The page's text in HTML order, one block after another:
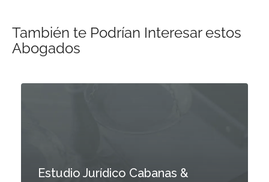
También te Podrían Interesar estos
Abogados
Estudio Jurídico Cabanas &